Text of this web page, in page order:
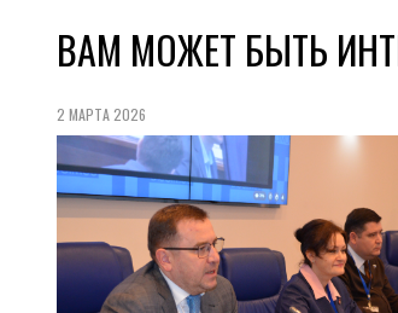
ВАМ МОЖЕТ БЫТЬ
2 МАРТА 2026